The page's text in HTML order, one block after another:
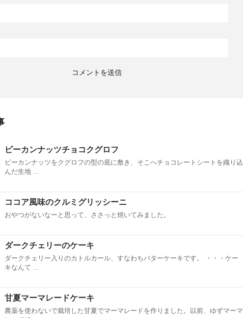
ピーカンナッツチョコクグロフ
ピーカンナッツをクグロフの型の底に敷き、そこへチョコレートシートを織り込
んだ生地 …
ココア風味のクルミグリッシーニ
おやつがないなーと思って、ささっと焼いてみました。
ダークチェリーのケーキ
ダークチェリー入りのカトルカール、すなわちバターケーキです。 ・・・ケー
キなんて …
甘夏マーマレードケーキ
農薬を使わないで栽培した甘夏でマーマレードを作りました。以前、ゆずマーマ